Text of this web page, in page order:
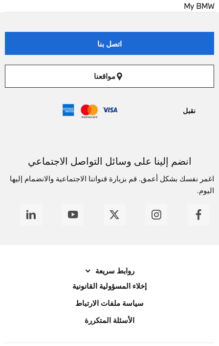
My BMW
اتصل بنا
مواقعنا
نقبل
انضم إلينا على وسائل التواصل الاجتماعي
اغمر نفسك بشكل أعمق. قم بزيارة قنواتنا الاجتماعية والانضمام إليها
اليوم.
روابط سريعة
إخلاء المسؤولية القانونية
سياسة ملفات الارتباط
الأسئلة المتكررة